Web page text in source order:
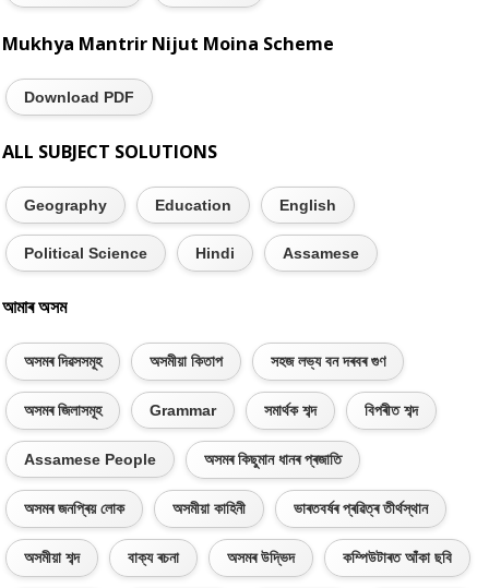
Mukhya Mantrir Nijut Moina Scheme
Download PDF
ALL SUBJECT SOLUTIONS
Geography Education English
Political Science Hindi Assamese
আমাৰ অসম
অসমৰ দিৱসসমূহ অসমীয়া কিতাপ সহজ লভ্য বন দৰবৰ গুণ
অসমৰ জিলাসমূহ Grammar সমাৰ্থক শব্দ বিপৰীত শব্দ
Assamese People অসমৰ কিছুমান ধানৰ প্ৰজাতি
অসমৰ জনপ্ৰিয় লোক অসমীয়া কাহিনী ভাৰতবৰ্ষৰ প্ৰৱিত্ৰ তীৰ্থস্থান
অসমীয়া শব্দ বাক্য ৰচনা অসমৰ উদ্ভিদ কম্পিউটাৰত আঁকা ছবি